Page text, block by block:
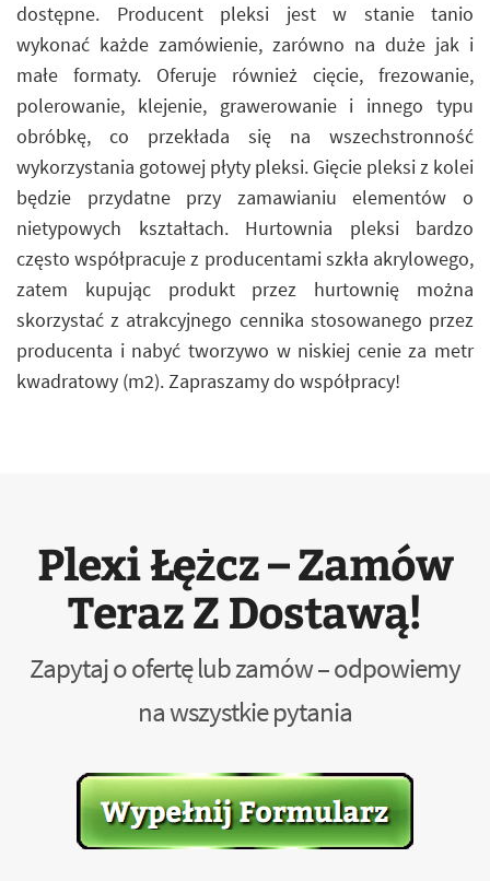
dostępne. Producent pleksi jest w stanie tanio
wykonać każde zamówienie, zarówno na duże jak i
małe formaty. Oferuje również cięcie, frezowanie,
polerowanie, klejenie, grawerowanie i innego typu
obróbkę, co przekłada się na wszechstronność
wykorzystania gotowej płyty pleksi. Gięcie pleksi z kolei
będzie przydatne przy zamawianiu elementów o
nietypowych kształtach. Hurtownia pleksi bardzo
często współpracuje z producentami szkła akrylowego,
zatem kupując produkt przez hurtownię można
skorzystać z atrakcyjnego cennika stosowanego przez
producenta i nabyć tworzywo w niskiej cenie za metr
kwadratowy (m2). Zapraszamy do współpracy!
Plexi Łężcz – Zamów
Teraz Z Dostawą!
Zapytaj o ofertę lub zamów – odpowiemy
na wszystkie pytania